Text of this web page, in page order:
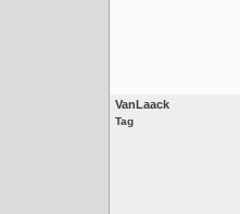
VanLaack
Tag